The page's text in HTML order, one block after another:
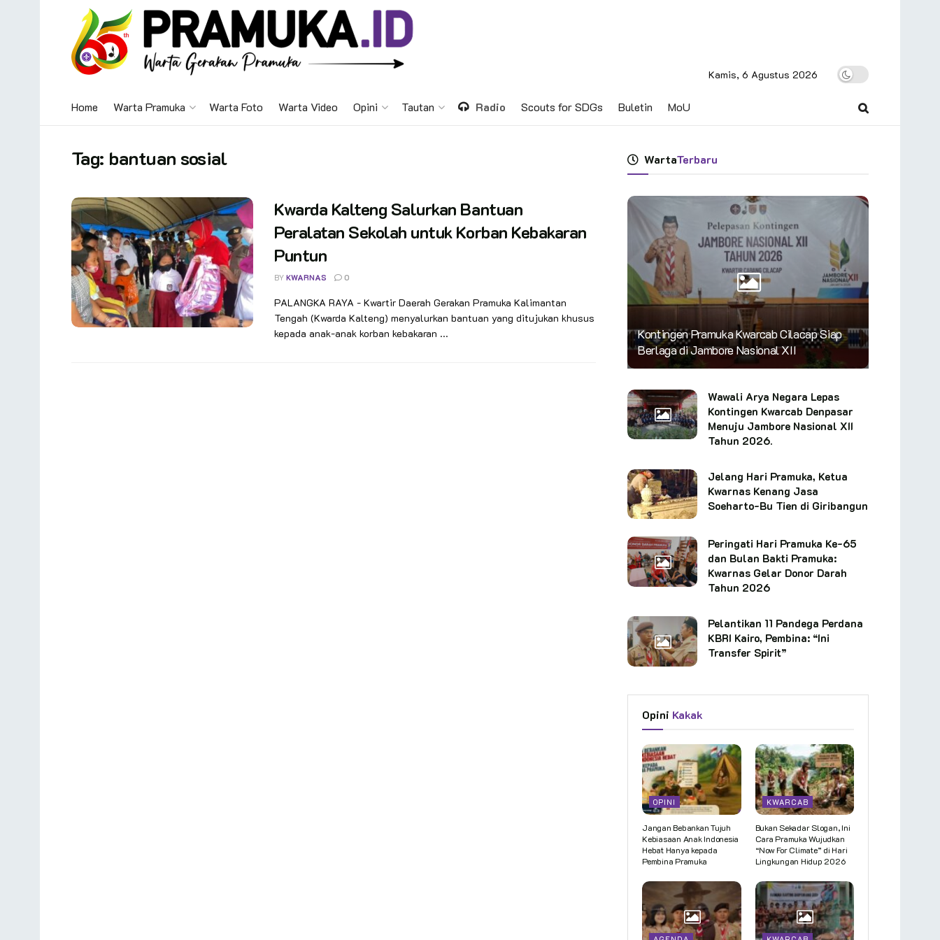
Kamis, 6 Agustus 2026
Home Warta Pramuka Warta Foto Warta Video Opini Tautan Radio Scouts for SDGs Buletin MoU
Tag: bantuan sosial
Kwarda Kalteng Salurkan Bantuan
Peralatan Sekolah untuk Korban Kebakaran
Puntun
BY KWARNAS 0
PALANGKA RAYA - Kwartir Daerah Gerakan Pramuka Kalimantan
Tengah (Kwarda Kalteng) menyalurkan bantuan yang ditujukan khusus
kepada anak-anak korban kebakaran ...
WartaTerbaru
Kontingen Pramuka Kwarcab Cilacap Siap
Berlaga di Jambore Nasional XII
Wawali Arya Negara Lepas
Kontingen Kwarcab Denpasar
Menuju Jambore Nasional XII
Tahun 2026.
Jelang Hari Pramuka, Ketua
Kwarnas Kenang Jasa
Soeharto-Bu Tien di Giribangun
Peringati Hari Pramuka Ke-65
dan Bulan Bakti Pramuka:
Kwarnas Gelar Donor Darah
Tahun 2026
Pelantikan 11 Pandega Perdana
KBRI Kairo, Pembina: “Ini
Transfer Spirit”
Opini Kakak
OPINI
Jangan Bebankan Tujuh
Kebiasaan Anak Indonesia
Hebat Hanya kepada
Pembina Pramuka
KWARCAB
Bukan Sekadar Slogan, Ini
Cara Pramuka Wujudkan
“Now For Climate” di Hari
Lingkungan Hidup 2026